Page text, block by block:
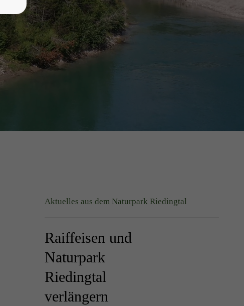
Aktuelles aus dem Naturpark Riedingtal
Raiffeisen und
Naturpark
Riedingtal
verlängern